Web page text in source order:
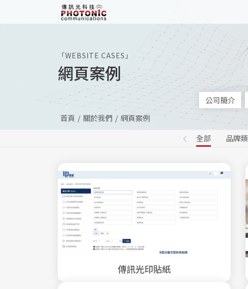
「WEBSITE CASES」
網頁案例
公司簡介
首頁
關於我們
網頁案例
全部
品牌類
傳訊光印貼紙